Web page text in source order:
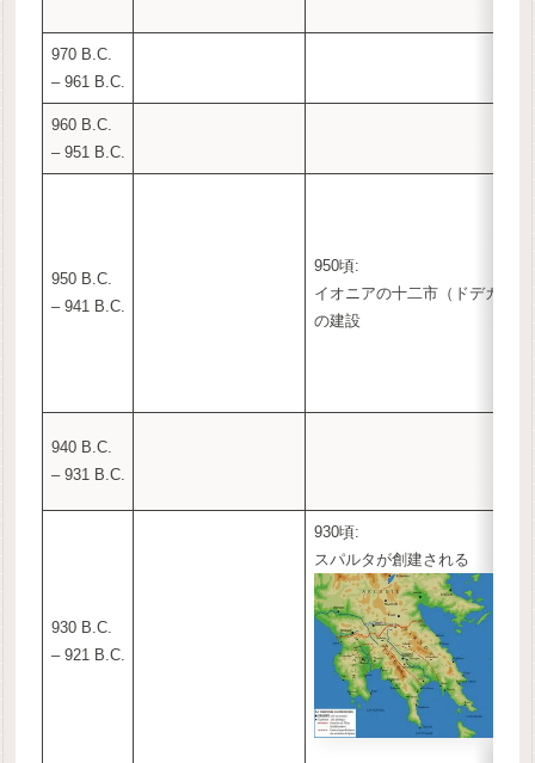
970 B.C.
– 961 B.C.
960 B.C.
– 951 B.C.
950 B.C.
– 941 B.C.
950頃:
イオニアの十二市（ドデカポリ
の建設
940 B.C.
– 931 B.C.
930 B.C.
– 921 B.C.
930頃:
スパルタが創建される